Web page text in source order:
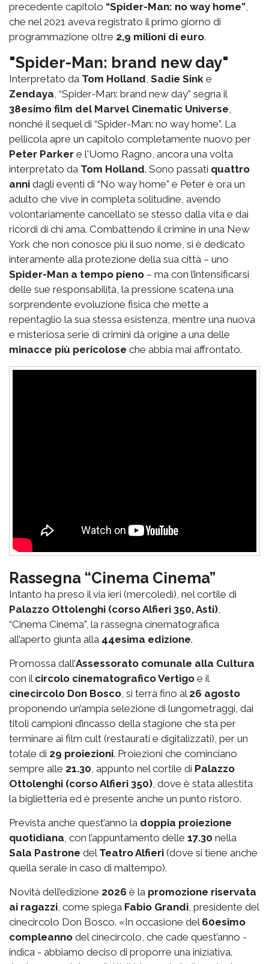
precedente capitolo “Spider-Man: no way home”,
che nel 2021 aveva registrato il primo giorno di
programmazione oltre 2,9 milioni di euro.
"Spider-Man: brand new day"
Interpretato da Tom Holland, Sadie Sink e
Zendaya, “Spider-Man: brand new day” segna il
38esimo film del Marvel Cinematic Universe,
nonché il sequel di “Spider-Man: no way home”. La
pellicola apre un capitolo completamente nuovo per
Peter Parker e l'Uomo Ragno, ancora una volta
interpretato da Tom Holland. Sono passati quattro
anni dagli eventi di “No way home” e Peter è ora un
adulto che vive in completa solitudine, avendo
volontariamente cancellato se stesso dalla vita e dai
ricordi di chi ama. Combattendo il crimine in una New
York che non conosce più il suo nome, si è dedicato
interamente alla protezione della sua città – uno
Spider-Man a tempo pieno – ma con l’intensificarsi
delle sue responsabilità, la pressione scatena una
sorprendente evoluzione fisica che mette a
repentaglio la sua stessa esistenza, mentre una nuova
e misteriosa serie di crimini dà origine a una delle
minacce più pericolose che abbia mai affrontato.
Rassegna “Cinema Cinema”
Intanto ha preso il via ieri (mercoledì), nel cortile di
Palazzo Ottolenghi (corso Alfieri 350, Asti),
“Cinema Cinema”, la rassegna cinematografica
all’aperto giunta alla 44esima edizione.
Promossa dall’Assessorato comunale alla Cultura
con il circolo cinematografico Vertigo e il
cinecircolo Don Bosco, si terrà fino al 26 agosto
proponendo un’ampia selezione di lungometraggi, dai
titoli campioni d’incasso della stagione che sta per
terminare ai film cult (restaurati e digitalizzati), per un
totale di 29 proiezioni. Proiezioni che cominciano
sempre alle 21.30, appunto nel cortile di Palazzo
Ottolenghi (corso Alfieri 350), dove è stata allestita
la biglietteria ed è presente anche un punto ristoro.
Prevista anche quest’anno la doppia proiezione
quotidiana, con l’appuntamento delle 17.30 nella
Sala Pastrone del Teatro Alfieri (dove si tiene anche
quella serale in caso di maltempo).
Novità dell’edizione 2026 è la promozione riservata
ai ragazzi, come spiega Fabio Grandi, presidente del
cinecircolo Don Bosco. «In occasione del 60esimo
compleanno del cinecircolo, che cade quest’anno -
indica - abbiamo deciso di proporre una iniziativa.